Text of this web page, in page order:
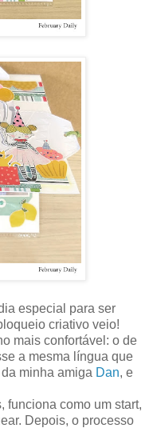
especial para ser
criativo veio!
mais confortável: o de
a mesma língua que
minha amiga Dan, e
funciona como um start,
Depois, o processo